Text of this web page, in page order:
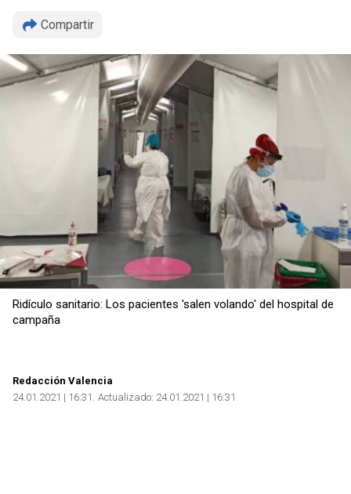
Compartir
Ridículo sanitario: Los pacientes 'salen volando' del hospital de
campaña
Redacción Valencia
24.01.2021 | 16:31 Actualizado: 24.01.2021 | 16:31